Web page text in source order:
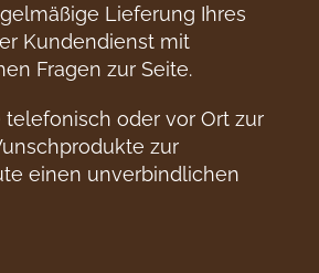
Lieferung Ihres
Kundendienst mit
Fragen zur Seite.
oder vor Ort zur
zur
einen unverbindlichen